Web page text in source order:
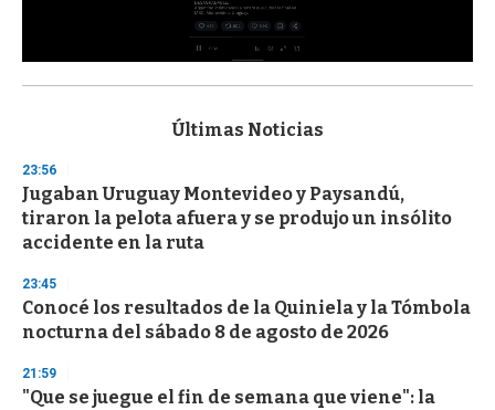
s
d
s
o
f
3
s
e
c
o
d
s
Últimas Noticias
23:56
Jugaban Uruguay Montevideo y Paysandú,
tiraron la pelota afuera y se produjo un insólito
accidente en la ruta
23:45
Conocé los resultados de la Quiniela y la Tómbola
nocturna del sábado 8 de agosto de 2026
21:59
"Que se juegue el fin de semana que viene": la